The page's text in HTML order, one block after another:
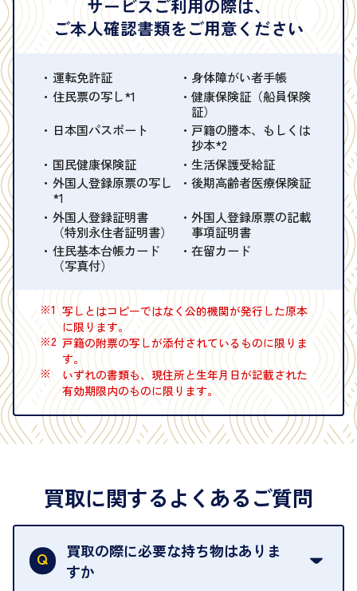
サービスご利用の際は、
ご本人確認書類をご用意ください
運転免許証
身体障がい者手帳
住民票の写し*1
健康保険証（船員保険
証）
日本国パスポート
戸籍の謄本、もしくは
抄本*2
国民健康保険証
生活保護受給証
外国人登録原票の写し
*1
後期高齢者医療保険証
外国人登録証明書
（特別永住者証明書）
外国人登録原票の記載
事項証明書
住民基本台帳カード
（写真付）
在留カード
※1 写しとはコピーではなく公的機関が発行した原本
に限ります。
※2 戸籍の附票の写しが添付されているものに限りま
す。
※
いずれの書類も、現住所と生年月日が記載された
有効期限内のものに限ります。
買取に関するよくあるご質問
買取の際に必要な持ち物はありま
すか